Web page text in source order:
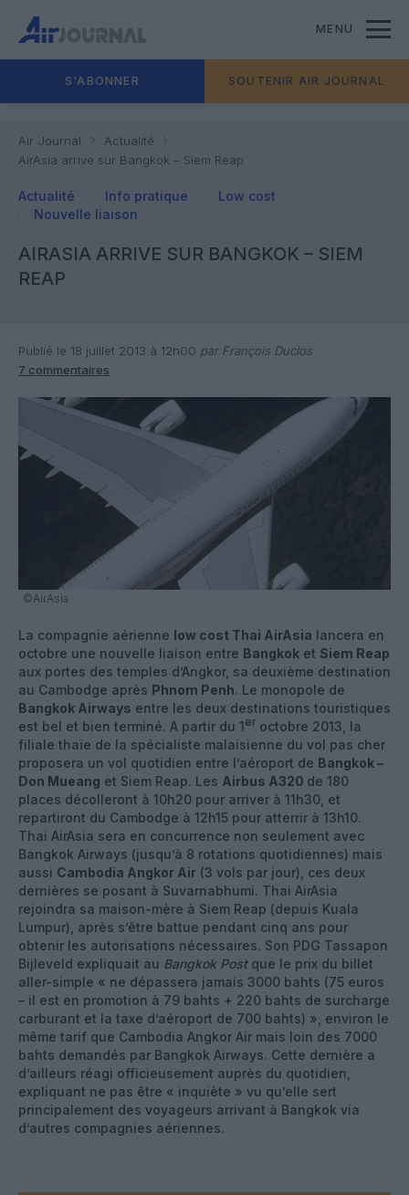
MENU
S'ABONNER SOUTENIR AIR JOURNAL
Air Journal
Actualité
AirAsia arrive sur Bangkok – Siem Reap
Actualité Info pratique
Low cost
Nouvelle liaison
AIRASIA ARRIVE SUR BANGKOK – SIEM
REAP
Publié le 18 juillet 2013 à 12h00 par François Duclos
7 commentaires
©AirAsia
La compagnie aérienne low cost Thai AirAsia lancera en
octobre une nouvelle liaison entre Bangkok et Siem Reap
aux portes des temples d’Angkor, sa deuxième destination
au Cambodge après Phnom Penh. Le monopole de
Bangkok Airways entre les deux destinations touristiques
est bel et bien terminé. A partir du 1er octobre 2013, la
filiale thaïe de la spécialiste malaisienne du vol pas cher
proposera un vol quotidien entre l’aéroport de Bangkok –
Don Mueang et Siem Reap. Les Airbus A320 de 180
places décolleront à 10h20 pour arriver à 11h30, et
repartiront du Cambodge à 12h15 pour atterrir à 13h10.
Thai AirAsia sera en concurrence non seulement avec
Bangkok Airways (jusqu’à 8 rotations quotidiennes) mais
aussi Cambodia Angkor Air (3 vols par jour), ces deux
dernières se posant à Suvarnabhumi. Thai AirAsia
rejoindra sa maison-mère à Siem Reap (depuis Kuala
Lumpur), après s’être battue pendant cinq ans pour
obtenir les autorisations nécessaires. Son PDG Tassapon
Bijleveld expliquait au Bangkok Postque le prix du billet
aller-simple « ne dépassera jamais 3000 bahts (75 euros
– il est en promotion à 79 bahts + 220 bahts de surcharge
carburant et la taxe d’aéroport de 700 bahts) », environ le
même tarif que Cambodia Angkor Air mais loin des 7000
bahts demandés par Bangkok Airways. Cette dernière a
d’ailleurs réagi officieusement auprès du quotidien,
expliquant ne pas être « inquiète » vu qu’elle sert
principalement des voyageurs arrivant à Bangkok via
d’autres compagnies aériennes.